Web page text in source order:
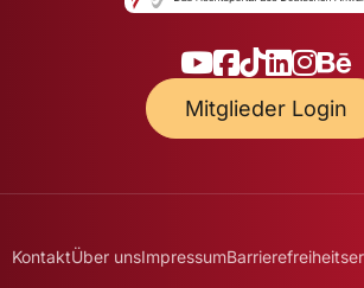
Mitglieder Login
KontaktÜber unsImpressum